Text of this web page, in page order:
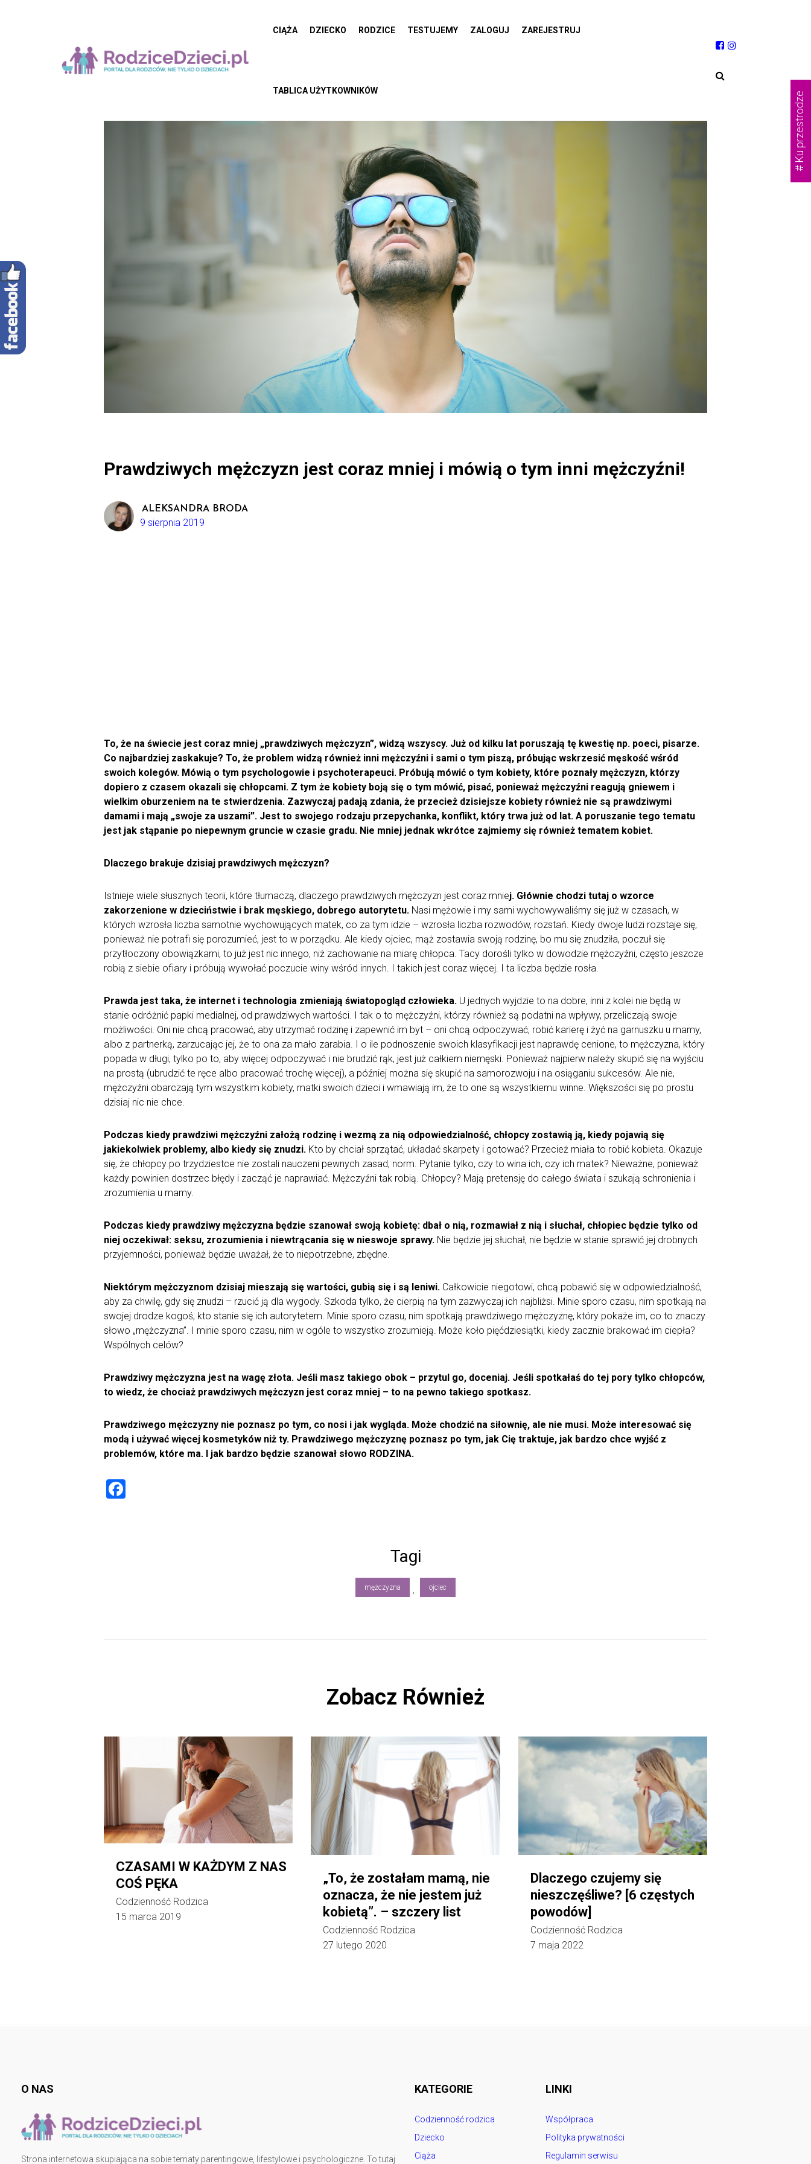
CIĄŻA DZIECKO RODZICE TESTUJEMY ZALOGUJ ZAREJESTRUJ
TABLICA UŻYTKOWNIKÓW
Prawdziwych mężczyzn jest coraz mniej i mówią o tym inni mężczyźni!
ALEKSANDRA BRODA
9 sierpnia 2019
To, że na świecie jest coraz mniej „prawdziwych mężczyzn”, widzą wszyscy. Już od kilku lat poruszają tę kwestię np. poeci, pisarze.
Co najbardziej zaskakuje? To, że problem widzą również inni mężczyźni i sami o tym piszą, próbując wskrzesić męskość wśród
swoich kolegów. Mówią o tym psychologowie i psychoterapeuci. Próbują mówić o tym kobiety, które poznały mężczyzn, którzy
dopiero z czasem okazali się chłopcami. Z tym że kobiety boją się o tym mówić, pisać, ponieważ mężczyźni reagują gniewem i
wielkim oburzeniem na te stwierdzenia. Zazwyczaj padają zdania, że przecież dzisiejsze kobiety również nie są prawdziwymi
damami i mają „swoje za uszami”. Jest to swojego rodzaju przepychanka, konflikt, który trwa już od lat. A poruszanie tego tematu
jest jak stąpanie po niepewnym gruncie w czasie gradu. Nie mniej jednak wkrótce zajmiemy się również tematem kobiet.
Dlaczego brakuje dzisiaj prawdziwych mężczyzn?
Istnieje wiele słusznych teorii, które tłumaczą, dlaczego prawdziwych mężczyzn jest coraz mniej. Głównie chodzi tutaj o wzorce
zakorzenione w dzieciństwie i brak męskiego, dobrego autorytetu. Nasi mężowie i my sami wychowywaliśmy się już w czasach, w
których wzrosła liczba samotnie wychowujących matek, co za tym idzie – wzrosła liczba rozwodów, rozstań. Kiedy dwoje ludzi rozstaje się,
ponieważ nie potrafi się porozumieć, jest to w porządku. Ale kiedy ojciec, mąż zostawia swoją rodzinę, bo mu się znudziła, poczuł się
przytłoczony obowiązkami, to już jest nic innego, niż zachowanie na miarę chłopca. Tacy dorośli tylko w dowodzie mężczyźni, często jeszcze
robią z siebie ofiary i próbują wywołać poczucie winy wśród innych. I takich jest coraz więcej. I ta liczba będzie rosła.
Prawda jest taka, że internet i technologia zmieniają światopogląd człowieka. U jednych wyjdzie to na dobre, inni z kolei nie będą w
stanie odróżnić papki medialnej, od prawdziwych wartości. I tak o to mężczyźni, którzy również są podatni na wpływy, przeliczają swoje
możliwości. Oni nie chcą pracować, aby utrzymać rodzinę i zapewnić im byt – oni chcą odpoczywać, robić karierę i żyć na garnuszku u mamy,
albo z partnerką, zarzucając jej, że to ona za mało zarabia. I o ile podnoszenie swoich klasyfikacji jest naprawdę cenione, to mężczyzna, który
popada w długi, tylko po to, aby więcej odpoczywać i nie brudzić rąk, jest już całkiem niemęski. Ponieważ najpierw należy skupić się na wyjściu
na prostą (ubrudzić te ręce albo pracować trochę więcej), a później można się skupić na samorozwoju i na osiąganiu sukcesów. Ale nie,
mężczyźni obarczają tym wszystkim kobiety, matki swoich dzieci i wmawiają im, że to one są wszystkiemu winne. Większości się po prostu
dzisiaj nic nie chce.
Podczas kiedy prawdziwi mężczyźni założą rodzinę i wezmą za nią odpowiedzialność, chłopcy zostawią ją, kiedy pojawią się
jakiekolwiek problemy, albo kiedy się znudzi. Kto by chciał sprzątać, układać skarpety i gotować? Przecież miała to robić kobieta. Okazuje
się, że chłopcy po trzydziestce nie zostali nauczeni pewnych zasad, norm. Pytanie tylko, czy to wina ich, czy ich matek? Nieważne, ponieważ
każdy powinien dostrzec błędy i zacząć je naprawiać. Mężczyźni tak robią. Chłopcy? Mają pretensję do całego świata i szukają schronienia i
zrozumienia u mamy.
Podczas kiedy prawdziwy mężczyzna będzie szanował swoją kobietę: dbał o nią, rozmawiał z nią i słuchał, chłopiec będzie tylko od
niej oczekiwał: seksu, zrozumienia i niewtrącania się w nieswoje sprawy. Nie będzie jej słuchał, nie będzie w stanie sprawić jej drobnych
przyjemności, ponieważ będzie uważał, że to niepotrzebne, zbędne.
Niektórym mężczyznom dzisiaj mieszają się wartości, gubią się i są leniwi. Całkowicie niegotowi, chcą pobawić się w odpowiedzialność,
aby za chwilę, gdy się znudzi – rzucić ją dla wygody. Szkoda tylko, że cierpią na tym zazwyczaj ich najbliżsi. Minie sporo czasu, nim spotkają na
swojej drodze kogoś, kto stanie się ich autorytetem. Minie sporo czasu, nim spotkają prawdziwego mężczyznę, który pokaże im, co to znaczy
słowo „mężczyzna”. I minie sporo czasu, nim w ogóle to wszystko zrozumieją. Może koło pięćdziesiątki, kiedy zacznie brakować im ciepła?
Wspólnych celów?
Prawdziwy mężczyzna jest na wagę złota. Jeśli masz takiego obok – przytul go, doceniaj. Jeśli spotkałaś do tej pory tylko chłopców,
to wiedz, że chociaż prawdziwych mężczyzn jest coraz mniej – to na pewno takiego spotkasz.
Prawdziwego mężczyzny nie poznasz po tym, co nosi i jak wygląda. Może chodzić na siłownię, ale nie musi. Może interesować się
modą i używać więcej kosmetyków niż ty. Prawdziwego mężczyznę poznasz po tym, jak Cię traktuje, jak bardzo chce wyjść z
problemów, które ma. I jak bardzo będzie szanował słowo RODZINA.
Tagi
mężczyzna , ojciec
Zobacz Również
CZASAMI W KAŻDYM Z NAS
COŚ PĘKA
Codzienność Rodzica
15 marca 2019
„To, że zostałam mamą, nie
oznacza, że nie jestem już
kobietą”. – szczery list
Codzienność Rodzica
27 lutego 2020
Dlaczego czujemy się
nieszczęśliwe? [6 częstych
powodów]
Codzienność Rodzica
7 maja 2022
O NAS
Strona internetowa skupiająca na sobie tematy parentingowe, lifestylowe i psychologiczne. To tutaj
KATEGORIE
Codzienność rodzica
Dziecko
Ciąża
LINKI
Współpraca
Polityka prywatności
Regulamin serwisu
# Ku przestrodze